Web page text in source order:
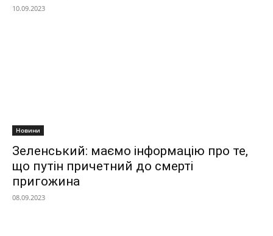
10.09.2023
Новини
Зеленський: маємо інформацію про те,
що путін причетний до смерті
пригожина
08.09.2023